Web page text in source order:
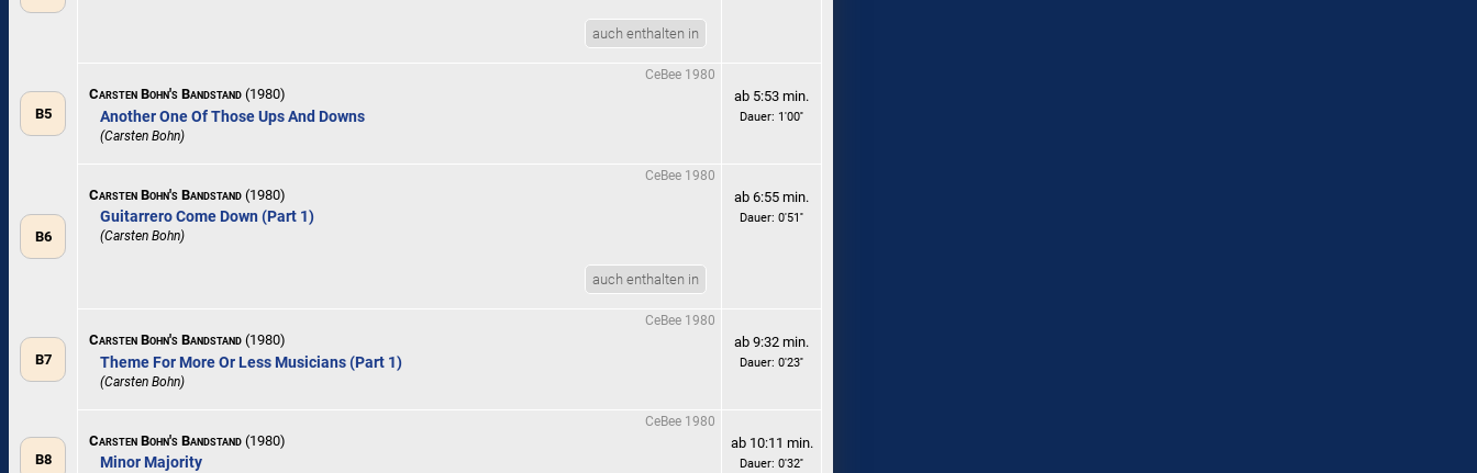
auch enthalten in
B5
CeBee 1980
Carsten Bohn's Bandstand (1980)
Another One Of Those Ups And Downs
(Carsten Bohn)
ab 5:53 min.
Dauer: 1'00''
B6
CeBee 1980
Carsten Bohn's Bandstand (1980)
Guitarrero Come Down (Part 1)
(Carsten Bohn)
auch enthalten in
ab 6:55 min.
Dauer: 0'51''
B7
CeBee 1980
Carsten Bohn's Bandstand (1980)
Theme For More Or Less Musicians (Part 1)
(Carsten Bohn)
ab 9:32 min.
Dauer: 0'23''
B8
CeBee 1980
Carsten Bohn's Bandstand (1980)
Minor Majority
ab 10:11 min.
Dauer: 0'32''